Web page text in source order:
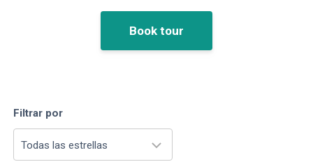
Book tour
Filtrar por
Todas las estrellas